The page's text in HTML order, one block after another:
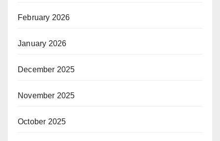
February 2026
January 2026
December 2025
November 2025
October 2025